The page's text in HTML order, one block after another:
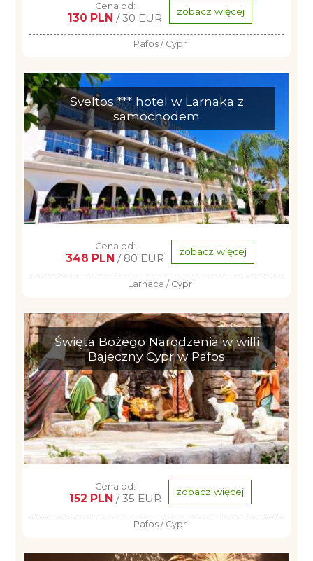
Cena od:
130 PLN / 30 EUR zobacz więcej
Pafos / Cypr
Sveltos *** hotel w Larnaka z
samochodem
Cena od:
348 PLN / 80 EUR zobacz więcej
Larnaca / Cypr
Święta Bożego Narodzenia w willi
Bajeczny Cypr w Pafos
Cena od:
152 PLN / 35 EUR zobacz więcej
Pafos / Cypr